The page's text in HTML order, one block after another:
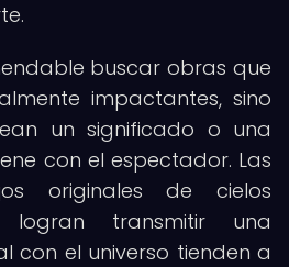
buscar obras que
impactantes, sino
un significado o una
con el espectador. Las
originales de cielos
logran transmitir una
con el universo tienden a